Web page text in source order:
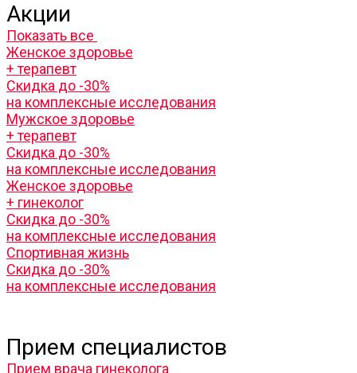
Акции
Показать все
Женское здоровье
+ терапевт
Скидка до -30%
на комплексные исследования
Мужское здоровье
+ терапевт
Скидка до -30%
на комплексные исследования
Женское здоровье
+ гинеколог
Скидка до -30%
на комплексные исследования
Спортивная жизнь
Скидка до -30%
на комплексные исследования
Прием специалистов
Прием врача гинеколога